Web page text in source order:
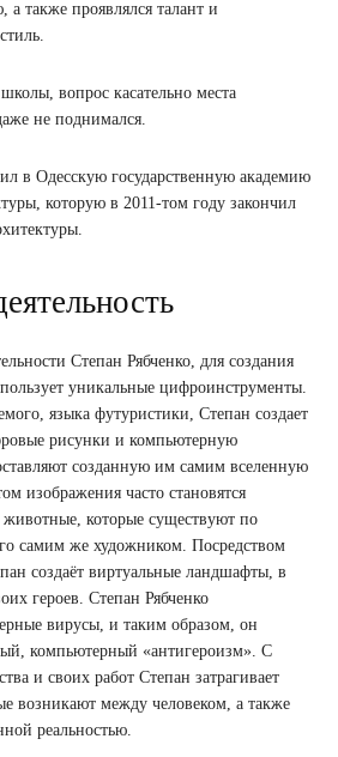
а также проявлялся талант и
вопрос касательно места
не поднимался.
в Одесскую государственную академию
которую в 2011-том году закончил
Степан Рябченко, для создания
уникальные цифроинструменты.
языка футуристики, Степан создает
рисунки и компьютерную
созданную им самим вселенную
изображения часто становятся
которые существуют по
самим же художником. Посредством
создаёт виртуальные ландшафты, в
героев. Степан Рябченко
вирусы, и таким образом, он
компьютерный «антигероизм». С
и своих работ Степан затрагивает
возникают между человеком, а также
реальностью.